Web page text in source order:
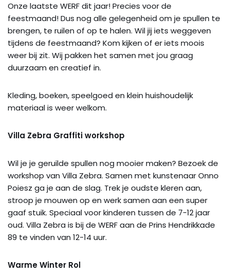
Onze laatste WERF dit jaar! Precies voor de
feestmaand! Dus nog alle gelegenheid om je spullen te
brengen, te ruilen of op te halen. Wil jij iets weggeven
tijdens de feestmaand? Kom kijken of er iets moois
weer bij zit. Wij pakken het samen met jou graag
duurzaam en creatief in.
Kleding, boeken, speelgoed en klein huishoudelijk
materiaal is weer welkom.
Villa Zebra Graffiti workshop
Wil je je geruilde spullen nog mooier maken? Bezoek de
workshop van Villa Zebra. Samen met kunstenaar Onno
Poiesz ga je aan de slag. Trek je oudste kleren aan,
stroop je mouwen op en werk samen aan een super
gaaf stuik. Speciaal voor kinderen tussen de 7-12 jaar
oud. Villa Zebra is bij de WERF aan de Prins Hendrikkade
89 te vinden van 12-14 uur.
Warme Winter Rol